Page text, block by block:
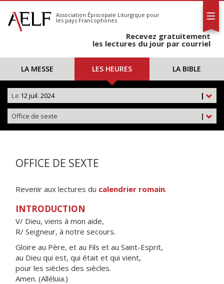
S'abonner
Calendrier
Association Épiscopale Liturgique pour
les pays Francophones
Recevez gratuitement
les lectures du jour par courriel
LA MESSE LES HEURES LA BIBLE
|
Le 12 juil. 2024
|
Office de sexte
OFFICE DE SEXTE
Revenir aux lectures du calendrier romain.
INTRODUCTION
V/ Dieu, viens à mon aide,
R/ Seigneur, à notre secours.
Gloire au Père, et au Fils et au Saint-Esprit,
au Dieu qui est, qui était et qui vient,
pour les siècles des siècles.
Amen. (Alléluia.)